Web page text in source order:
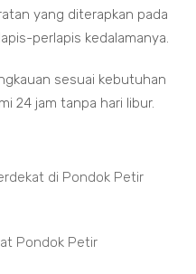
yang diterapkan pada
perlapis kedalamanya.
sesuai kebutuhan
24 jam tanpa hari libur.
di Pondok Petir
Pondok Petir